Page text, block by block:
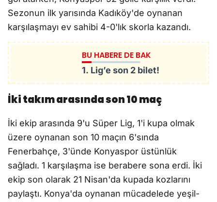
Sezonun ilk yarısında Kadıköy'de oynanan
karşılaşmayı ev sahibi 4-0'lık skorla kazandı.
BU HABERE DE BAK
1. Lig’e son 2 bilet!
İki takım arasında son 10 maç
İki ekip arasında 9'u Süper Lig, 1'i kupa olmak
üzere oynanan son 10 maçın 6'sında
Fenerbahçe, 3'ünde Konyaspor üstünlük
sağladı. 1 karşılaşma ise berabere sona erdi. İki
ekip son olarak 21 Nisan'da kupada kozlarını
paylaştı. Konya'da oynanan mücadelede yeşil-